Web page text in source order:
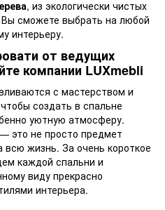
, из экологически чистых
сможете выбрать на любой
интерьеру.
от ведущих
компании LUXmebli
с мастерством и
создать в спальне
уютную атмосферу.
это не просто предмет
всю жизнь. За очень короткое
каждой спальни и
виду прекрасно
интерьера.